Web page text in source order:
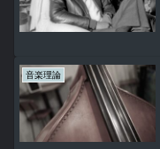
音楽理論